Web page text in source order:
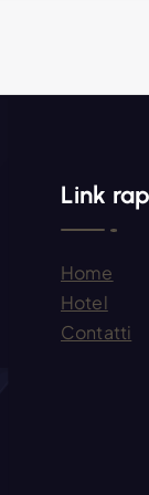
Link
Home
Hotel
Contatti